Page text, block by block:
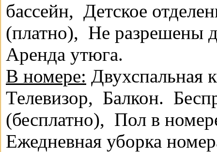
бассейн, Детское
(платно), Не разрешены
Аренда утюга.
В номере: Двухспальная
Телевизор, Балкон.
(бесплатно), Пол в
Ежедневная уборка